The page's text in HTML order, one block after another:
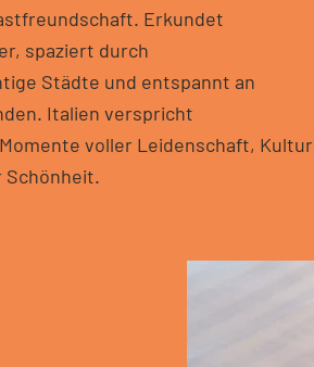
Erkundet
spaziert durch
Städte und entspannt an
Italien verspricht
voller Leidenschaft, Kultur
Schönheit.